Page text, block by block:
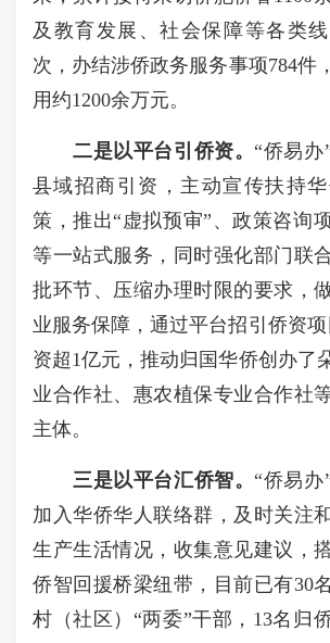
及教育发展、社会保障等各类
次，办结涉侨政务服务事项784件
用约1200余万元。
二是以平台引侨资。 “侨易办
县域招商引资，主动宣传扶持
策，推出“虚拟预审”、政策咨询
等一站式服务，同时强化部门联
批环节、压缩办理时限的要求，
业服务保障，通过平台招引侨资
资超1亿元，推动归国华侨创办了
业合作社、惠农植保专业合作社
主体。
三是以平台汇侨智。 “侨易办
加入华侨华人联络群，及时关注
生产生活情况，收集意见建议，
侨智回援桥梁纽带，目前已有30
村（社区）“两委”干部，13名归